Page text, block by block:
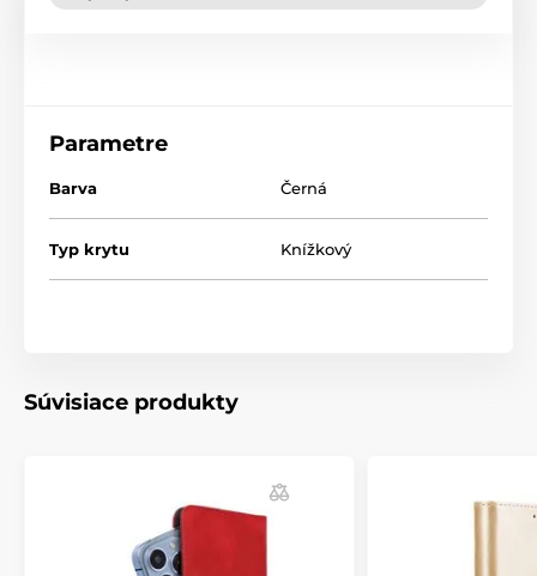
Parametre
Barva Černá
Typ krytu Knížkový
Súvisiace produkty